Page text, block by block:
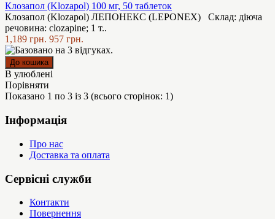
Клозапол (Klozapol) 100 мг, 50 таблеток
Клозапол (Klozapol) ЛЕПОНЕКС (LEPONEX) Склад: діюча
речовина: clozapine; 1 т..
1,189 грн. 957 грн.
В улюблені
Порівняти
Показано 1 по 3 із 3 (всього сторінок: 1)
Інформація
Про нас
Доставка та оплата
Сервісні служби
Контакти
Повернення